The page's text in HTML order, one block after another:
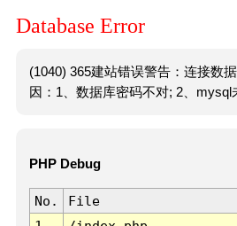
Database Error
(1040) 365建站错误警告：连接数
因：1、数据库密码不对; 2、mysql
PHP Debug
No. File